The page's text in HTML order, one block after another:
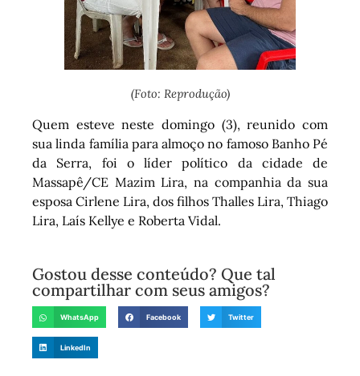
(Foto: Reprodução)
Quem esteve neste domingo (3), reunido com
sua linda família para almoço no famoso Banho Pé
da Serra, foi o líder político da cidade de
Massapê/CE Mazim Lira, na companhia da sua
esposa Cirlene Lira, dos filhos Thalles Lira, Thiago
Lira, Laís Kellye e Roberta Vidal.
Gostou desse conteúdo? Que tal
compartilhar com seus amigos?
WhatsApp Facebook Twitter
LinkedIn